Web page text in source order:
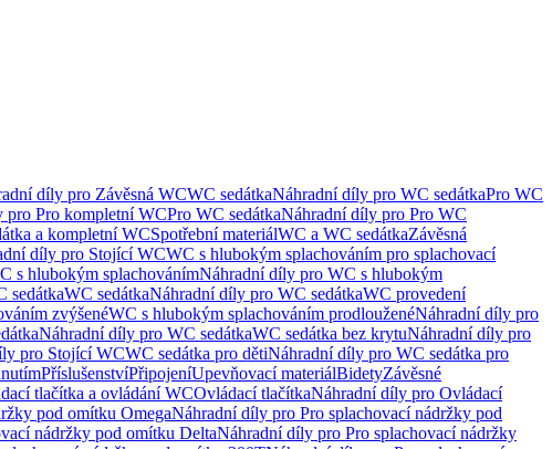
díly pro Závěsná WCWC sedátkaNáhradní díly pro WC sedátkaPro WC
pro Pro kompletní WCPro WC sedátkaNáhradní díly pro Pro WC
a kompletní WCSpotřební materiálWC a WC sedátkaZávěsná
díly pro Stojící WCWC s hlubokým splachováním pro splachovací
s hlubokým splachovánímNáhradní díly pro WC s hlubokým
sedátkaWC sedátkaNáhradní díly pro WC sedátkaWC provedení
zvýšenéWC s hlubokým splachováním prodlouženéNáhradní díly pro
Náhradní díly pro WC sedátkaWC sedátka bez krytuNáhradní díly pro
pro Stojící WCWC sedátka pro dětiNáhradní díly pro WC sedátka pro
PříslušenstvíPřipojeníUpevňovací materiálBidetyZávěsné
tlačítka a ovládání WCOvládací tlačítkaNáhradní díly pro Ovládací
pod omítku OmegaNáhradní díly pro Pro splachovací nádržky pod
nádržky pod omítku DeltaNáhradní díly pro Pro splachovací nádržky